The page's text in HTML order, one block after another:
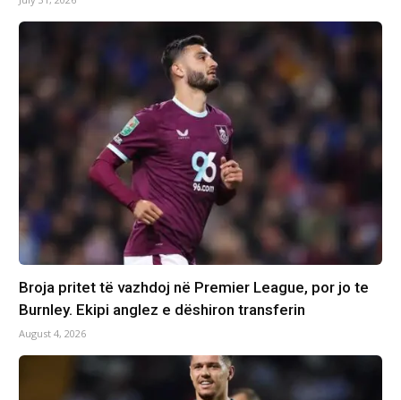
Broja pritet të vazhdoj në Premier League, por jo te
Burnley. Ekipi anglez e dëshiron transferin
August 4, 2026